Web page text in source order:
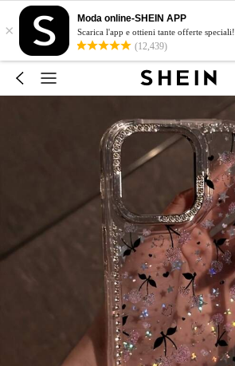
×
Moda online-SHEIN APP
Scarica l'app e ottieni tante offerte speciali!
(12,439)